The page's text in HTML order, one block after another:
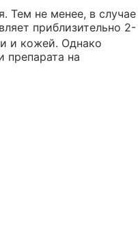
Тем не менее, в случае
приблизительно 2-
и кожей. Однако
препарата на